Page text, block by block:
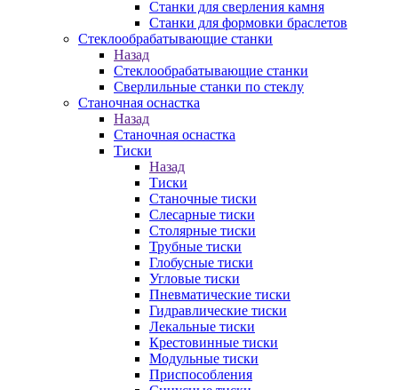
Станки для сверления камня
Станки для формовки браслетов
Стеклообрабатывающие станки
Назад
Стеклообрабатывающие станки
Сверлильные станки по стеклу
Станочная оснастка
Назад
Станочная оснастка
Тиски
Назад
Тиски
Станочные тиски
Слесарные тиски
Столярные тиски
Трубные тиски
Глобусные тиски
Угловые тиски
Пневматические тиски
Гидравлические тиски
Лекальные тиски
Крестовинные тиски
Модульные тиски
Приспособления